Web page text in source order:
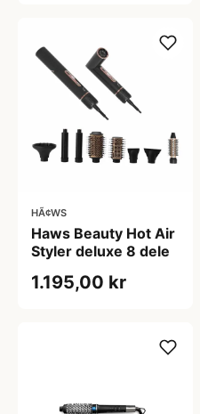
HÃ¢WS
Haws Beauty Hot Air
Styler deluxe 8 dele
1.195,00 kr